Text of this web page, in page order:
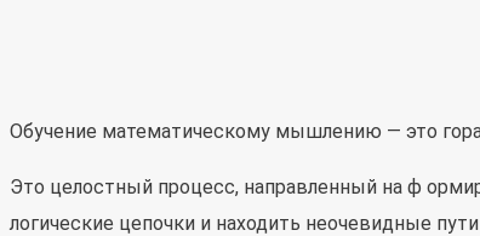
Обучение математическому мышлению — это
Это целостный процесс, направленный на ф
логические цепочки и находить неочевидные